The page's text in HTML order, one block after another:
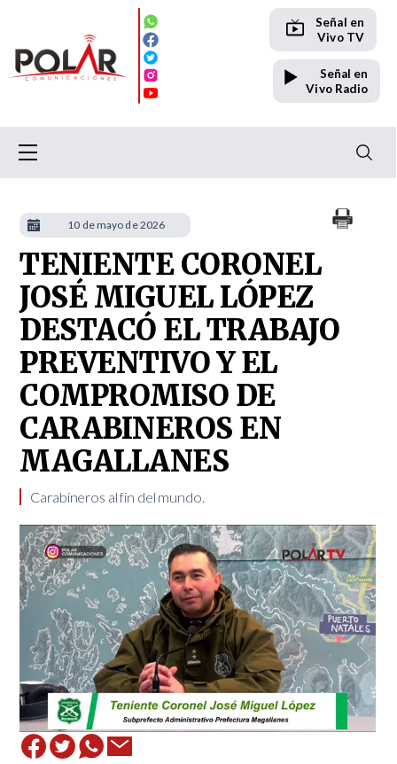
Señal en
Vivo TV
Señal en
Vivo Radio
TENIENTE CORONEL
JOSÉ MIGUEL LÓPEZ
DESTACÓ EL TRABAJO
PREVENTIVO Y EL
COMPROMISO DE
CARABINEROS EN
MAGALLANES
Carabineros al fin del mundo.
10 de mayo de 2026